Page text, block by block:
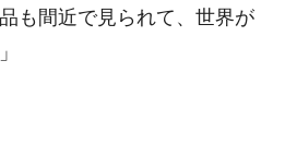
も間近で見られて、世界が